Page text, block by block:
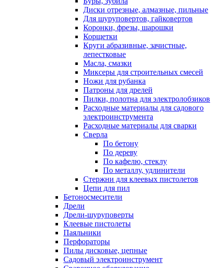
Диски отрезные, алмазные, пильные
Для шуруповертов, гайковертов
Коронки, фрезы, шарошки
Корщетки
Круги абразивные, зачистные,
лепестковые
Масла, смазки
Миксеры для строительных смесей
Ножи для рубанка
Патроны для дрелей
Пилки, полотна для электролобзиков
Расходные материалы для садового
электроинструмента
Расходные материалы для сварки
Сверла
По бетону
По дереву
По кафелю, стеклу
По металлу, удлинители
Стержни для клеевых пистолетов
Цепи для пил
Бетоносмесители
Дрели
Дрели-шуруповерты
Клеевые пистолеты
Паяльники
Перфораторы
Пилы дисковые, цепные
Садовый электроинструмент